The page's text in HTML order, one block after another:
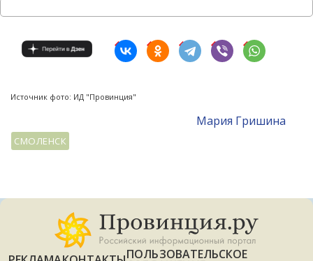
Источник фото: ИД "Провинция"
Мария Гришина
СМОЛЕНСК
ПОЛЬЗОВАТЕЛЬСКОЕ